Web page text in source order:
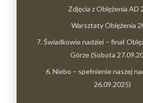
Zdjęcia z Oblężenia AD
Warsztaty Oblężenia
7. Świadkowie nadziei – finał
Górze (Sobota
6. Niebo – spełnienie naszej
26.09.2025)